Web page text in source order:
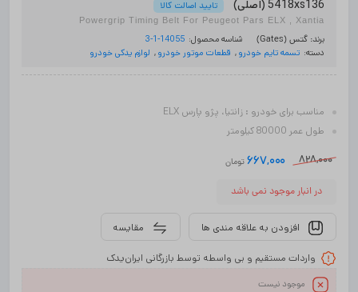
5418xs136 (اصلی)
تایید اصالت کالا
Powergrip Timing Belt For Peugeot Pars ELX , Xantia
برند: گتس (Gates) شناسه محصول: 14055-1-3
دسته: تسمه تایم خودرو, قطعات موتور خودرو, لوازم یدکی خودرو
مناسب برای خودرو : زانتیا، پژو پارس ELX
طول عمر 80000 کیلومتر
828,000
667,000 تومان
در انبار موجود نمی باشد
مقایسه افزودن به علاقه مندی ها
واردات مستقیم و بی واسطه توسط بازرگانی ایران‌یدک
موجود نیست